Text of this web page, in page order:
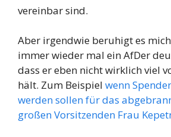
vereinbar sind.
Aber irgendwie beruhigt es
immer wieder mal ein AfDer
dass er eben nicht wirklich viel
hält. Zum Beispiel wenn
werden sollen für das
großen Vorsitzenden Frau